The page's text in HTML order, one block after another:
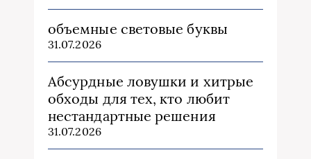
объемные световые буквы
31.07.2026
Абсурдные ловушки и хитрые
обходы для тех, кто любит
нестандартные решения
31.07.2026